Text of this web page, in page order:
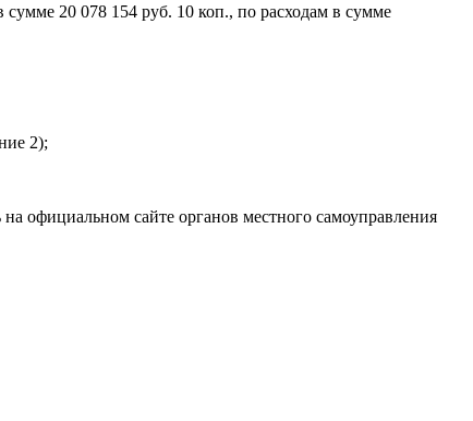
20 078 154 руб. 10 коп., по расходам в сумме
2);
сайте органов местного самоуправления